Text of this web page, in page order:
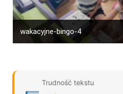
wakacyjne-bingo-4
Trudność tekstu